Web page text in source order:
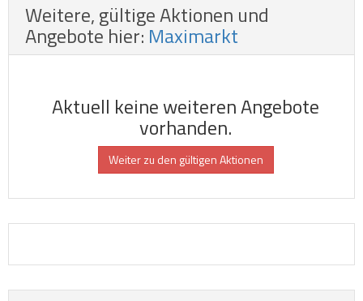
Weitere, gültige Aktionen und
Angebote hier:Maximarkt
Aktuell keine weiteren Angebote
vorhanden.
Weiter zu den gültigen Aktionen